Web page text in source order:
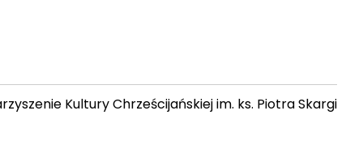
Kultury Chrześcijańskiej im. ks. Piotra Skargi